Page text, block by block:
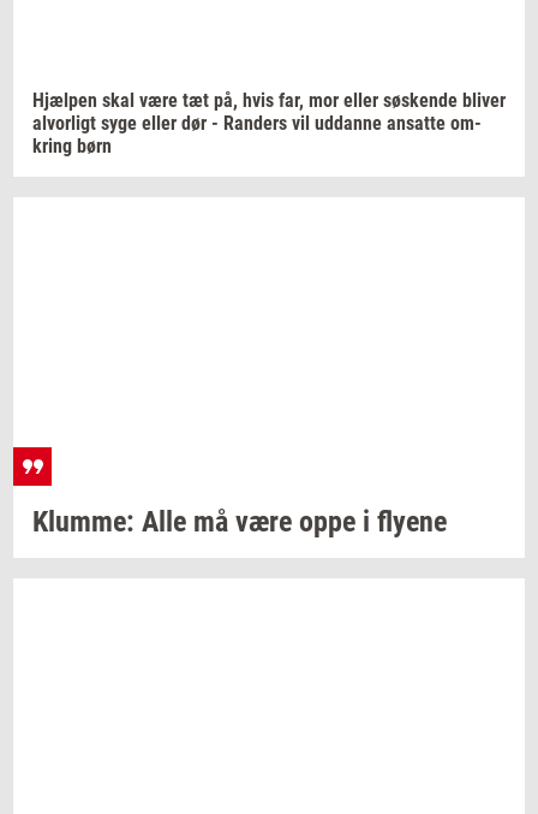
Hjæl­pen skal være tæt på, hvis far, mor eller sø­sken­de bli­ver
al­vor­ligt syge eller dør - Ran­ders vil ud­dan­ne an­sat­te om­
kring børn
Klum­me: Alle må være oppe i fly­e­ne